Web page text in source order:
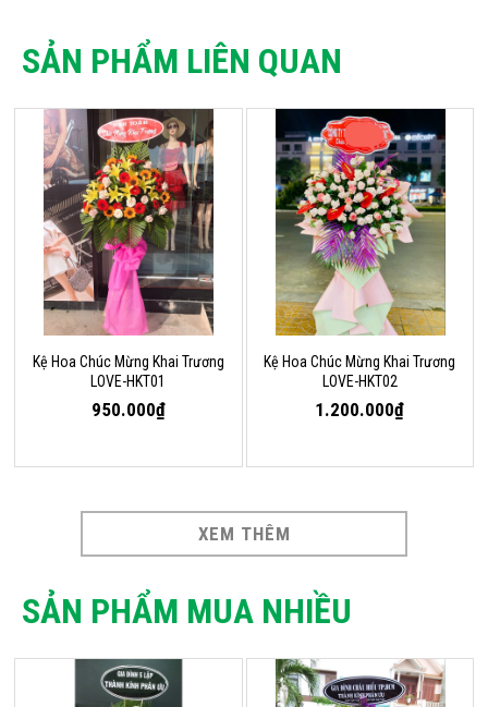
SẢN PHẨM LIÊN QUAN
Kệ Hoa Chúc Mừng Khai Trương
LOVE-HKT01
950.000₫
Kệ Hoa Chúc Mừng Khai Trương
LOVE-HKT02
1.200.000₫
XEM THÊM
SẢN PHẨM MUA NHIỀU